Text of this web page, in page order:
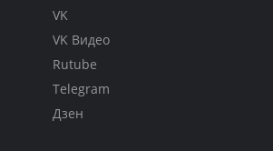
VK
VK Видео
Rutube
Telegram
Дзен